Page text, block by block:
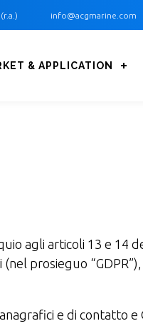
info@acgmarine.com
& APPLICATION
agli articoli 13 e 14
prosieguo
e di contatto